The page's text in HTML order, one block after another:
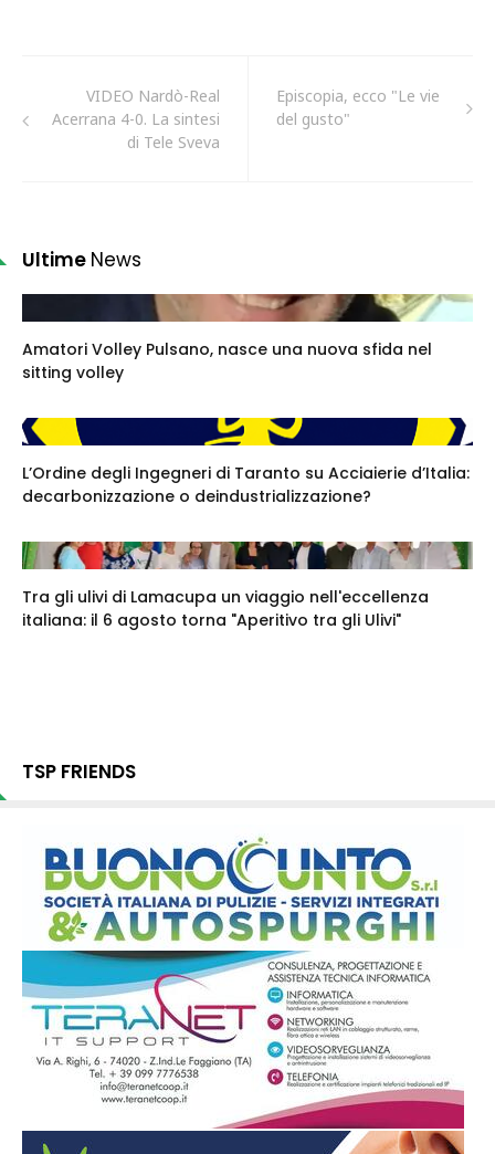
VIDEO Nardò-Real
Acerrana 4-0. La sintesi
di Tele Sveva
Episcopia, ecco "Le vie
del gusto"
Ultime News
Amatori Volley Pulsano, nasce una nuova sfida nel
sitting volley
L’Ordine degli Ingegneri di Taranto su Acciaierie d’Italia:
decarbonizzazione o deindustrializzazione?
Tra gli ulivi di Lamacupa un viaggio nell'eccellenza
italiana: il 6 agosto torna "Aperitivo tra gli Ulivi"
TSP FRIENDS